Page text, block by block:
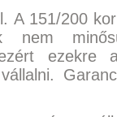
A 151/200
nem
ezekre